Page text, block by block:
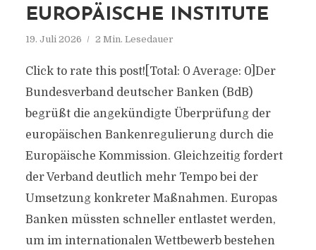
EUROPÄISCHE INSTITUTE
19. Juli 2026 2 Min. Lesedauer
Click to rate this post![Total: 0 Average: 0]Der
Bundesverband deutscher Banken (BdB)
begrüßt die angekündigte Überprüfung der
europäischen Bankenregulierung durch die
Europäische Kommission. Gleichzeitig fordert
der Verband deutlich mehr Tempo bei der
Umsetzung konkreter Maßnahmen. Europas
Banken müssten schneller entlastet werden,
um im internationalen Wettbewerb bestehen